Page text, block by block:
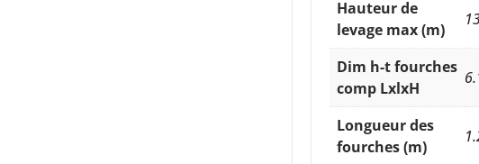
Hauteur de
levage max (m)
Dim h-t fourches
comp LxlxH
Longueur des
fourches (m)